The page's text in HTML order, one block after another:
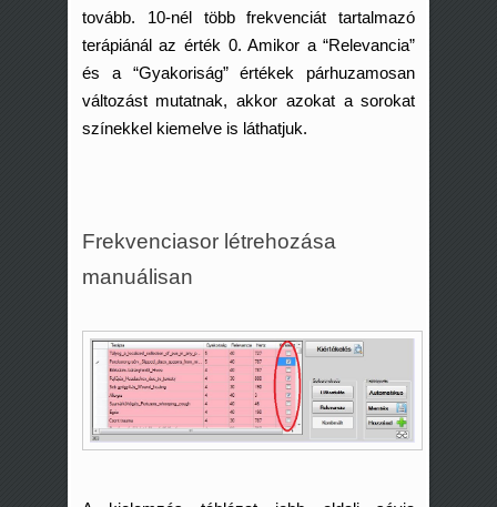
tovább. 10-nél több frekvenciát tartalmazó
terápiánál az érték 0. Amikor a “Relevancia”
és a “Gyakoriság” értékek párhuzamosan
változást mutatnak, akkor azokat a sorokat
színekkel kiemelve is láthatjuk.
Frekvenciasor létrehozása
manuálisan